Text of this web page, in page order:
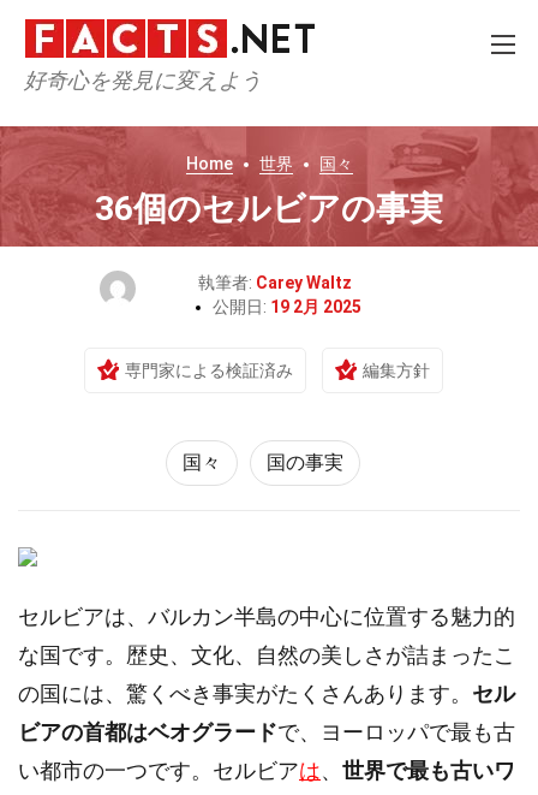
好奇心を発見に変えよう
Home 世界 国々
36個のセルビアの事実
執筆者: Carey Waltz
公開日: 19 2月 2025
専門家による検証済み 編集方針
国々 国の事実
セルビアは、バルカン半島の中心に位置する魅力的
な国です。歴史、文化、自然の美しさが詰まったこ
の国には、驚くべき事実がたくさんあります。 セル
ビアの首都はベオグラードで、ヨーロッパで最も古
い都市の一つです。セルビアは、 世界で最も古いワ